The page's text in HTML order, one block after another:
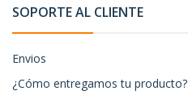
SOPORTE AL CLIENTE
Envios
¿Cómo entregamos tu producto?